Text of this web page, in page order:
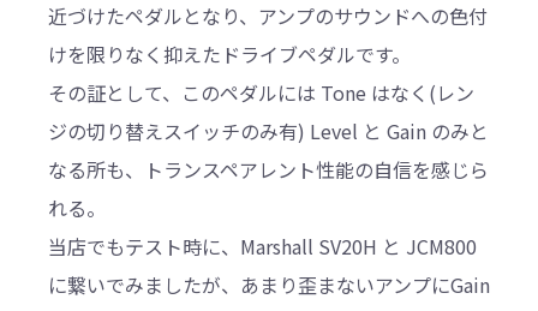
近づけたペダルとなり、アンプのサウンドへの色付
けを限りなく抑えたドライブペダルです。
その証として、このペダルには Tone はなく(レン
ジの切り替えスイッチのみ有) Level と Gain のみと
なる所も、トランスペアレント性能の自信を感じら
れる。
当店でもテスト時に、Marshall SV20H と JCM800
に繋いでみましたが、あまり歪まないアンプにGain